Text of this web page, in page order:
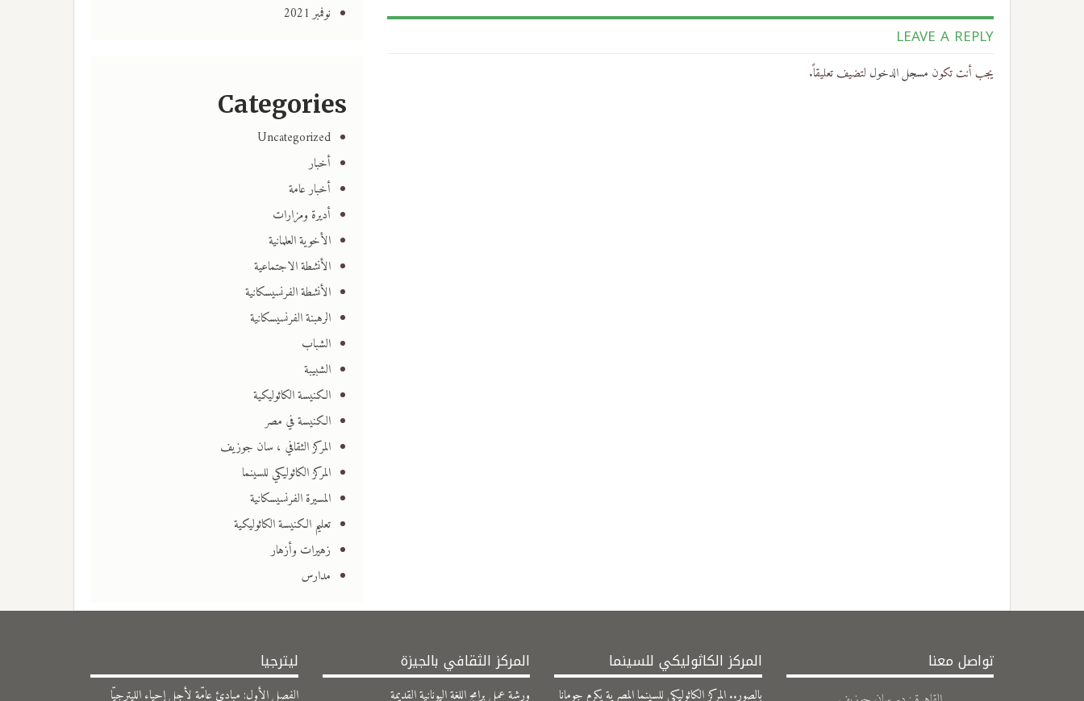
LEAVE A REPLY
يجب أنت تكون مسجل الدخول لتضيف تعليقاً.
نوفمبر 2021
Categories
Uncategorized
أخبار
أخبار عامة
أديرة ومزارات
الأخوية العلمانية
الأنشطة الاجتماعية
الأنشطة الفرنسيسكانية
الرهبنة الفرنسيسكانية
الشباب
الشبيبة
الكنيسة الكاثوليكية
الكنيسة في مصر
المركز الثقافي ، سان جوزيف
المركز الكاثوليكي للسينما
المسيرة الفرنسيسكانية
تعليم الكنيسة الكاثوليكية
زهيرات وأزهار
مدارس
تواصل معنا المركز الكاثوليكي للسينما
بالصور.. المركز الكاثوليكي للسينما المصرية يكرم جومانا
المركز الثقافي بالجيزة
ورشة عمل برامج اللغة اليونانية القديمة
ليترجيا
الفصل الأول: مبادئ عامّة لأجل إحياء الليترجيّا